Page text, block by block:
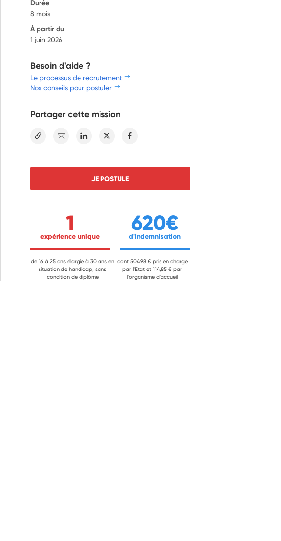
Durée
8 mois
À partir du
1 juin 2026
Besoin d'aide ?
Le processus de recrutement
Nos conseils pour postuler
Partager cette mission
E-mail Linkedin Twitter
JE POSTULE
1
expérience unique
de 16 à 25 ans élargie à 30 ans en
situation de handicap, sans
condition de diplôme
620€
d'indemnisation
dont 504,98 € pris en charge
par l'Etat et 114,85 € par
l'organisme d'accueil